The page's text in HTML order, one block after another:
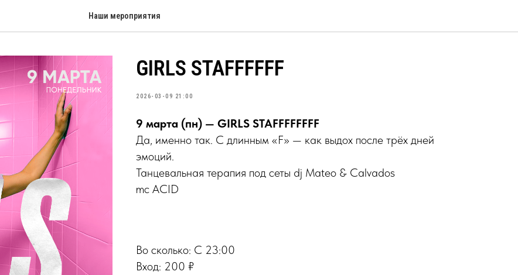
Наши мероприятия
GIRLS STAFFFFFF
2026-03-09 21:00
9 марта (пн) — GIRLS STAFFFFFFFF
Да, именно так. С длинным «F» — как выдох после трёх дней
эмоций.
Танцевальная терапия под сеты dj Mateo & Calvados
mc ACID
Во сколько: С 23:00
Вход: 200 ₽